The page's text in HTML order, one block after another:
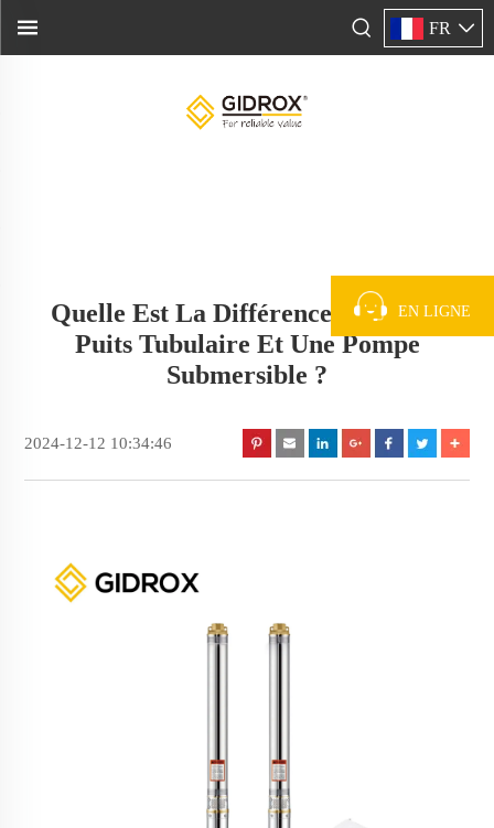
FR
Quelle Est La Différence Entre Un
Puits Tubulaire Et Une Pompe
Submersible ?
2024-12-12 10:34:46
EN LIGNE